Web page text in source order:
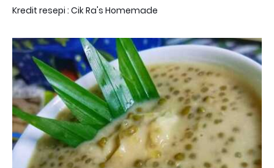
Kredit resepi : Cik Ra's Homemade